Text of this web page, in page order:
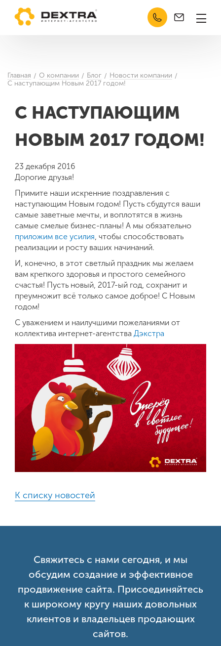
Техподдержка
Кабинет
Челябинск
Отзывы
Контакты
Портфолио
Разработка
Продвижение сайтов (SEO)
Контекст
Таргет
Битрикс24
Поддержка
Комплексный интернет-маркетинг
Разработка фирменного стиля
Главная О компании Блог
Новости компании
С наступающим Новым 2017 годом!
С НАСТУПАЮЩИМ
НОВЫМ 2017 ГОДОМ!
23 декабря 2016
Дорогие друзья!
Примите наши искренние поздравления с
наступающим Новым годом! Пусть сбудутся ваши
самые заветные мечты, и воплотятся в жизнь
самые смелые бизнес-планы! А мы обязательно
приложим все усилия, чтобы способствовать
реализации и росту ваших начинаний.
И, конечно, в этот светлый праздник мы желаем
вам крепкого здоровья и простого семейного
счастья! Пусть новый, 2017-ый год, сохранит и
преумножит всё только самое доброе! С Новым
годом!
С уважением и наилучшими пожеланиями от
коллектива интернет-агентства Дэкстра
К списку новостей
Свяжитесь с нами сегодня, и мы
обсудим создание и эффективное
продвижение сайта. Присоединяйтесь
к широкому кругу наших довольных
клиентов и владельцев продающих
сайтов.